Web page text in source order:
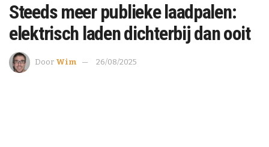
Steeds meer publieke laadpalen:
elektrisch laden dichterbij dan ooit
Door Wim 26/08/2025